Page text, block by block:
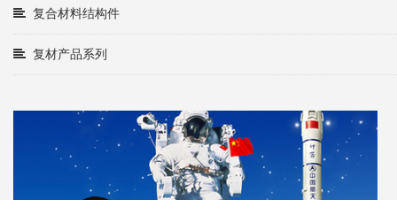
复合材料结构件
复材产品系列